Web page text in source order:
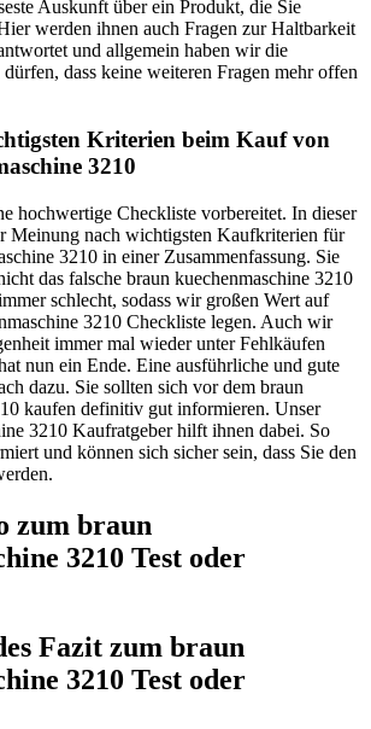
Auskunft über ein Produkt, die Sie
werden ihnen auch Fragen zur Haltbarkeit
und allgemein haben wir die
dass keine weiteren Fragen mehr offen
Kriterien beim Kauf von
3210
hochwertige Checkliste vorbereitet. In dieser
Meinung nach wichtigsten Kaufkriterien für
3210 in einer Zusammenfassung. Sie
das falsche braun kuechenmaschine 3210
schlecht, sodass wir großen Wert auf
3210 Checkliste legen. Auch wir
immer mal wieder unter Fehlkäufen
nun ein Ende. Eine ausführliche und gute
dazu. Sie sollten sich vor dem braun
kaufen definitiv gut informieren. Unser
3210 Kaufratgeber hilft ihnen dabei. So
und können sich sicher sein, dass Sie den
zum braun
3210 Test oder
Fazit zum braun
3210 Test oder